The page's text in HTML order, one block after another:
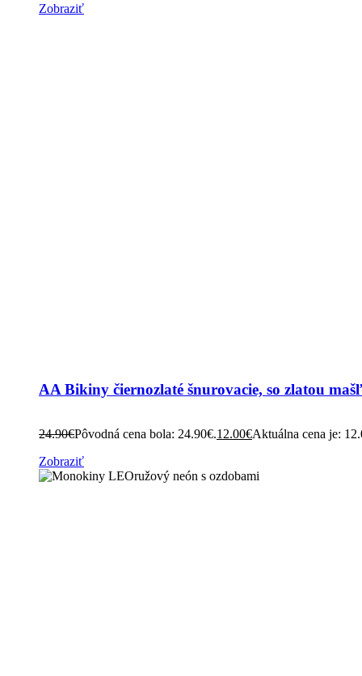
Zobraziť
AA Bikiny čiernozlaté šnurovacie, so zlatou
24.90€Pôvodná cena bola: 24.90€.12.00€Aktuálna cena je:
Zobraziť